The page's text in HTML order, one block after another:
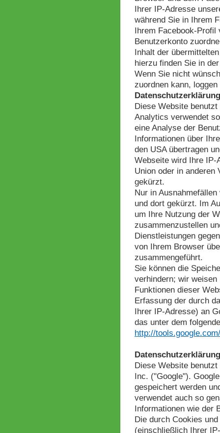
Ihrer IP-Adresse
während Sie in Ihrem
Ihrem Facebook-Profil
Benutzerkonto
Inhalt der
hierzu finden Sie in
Wenn Sie nicht
zuordnen kann,
Diese Website
Analytics verwendet
eine Analyse der
Informationen über
den USA übertragen
Webseite wird Ihre IP-
Union oder in
gekürzt.
Nur in
und dort gekürzt. Im
um Ihre Nutzung der
zusammenzustellen
Dienstleistungen
von Ihrem Browser
zusammengeführt.
Sie können die
verhindern; wir
Funktionen dieser
Erfassung der durch
Ihrer IP-Adresse) an
das unter dem
http://
Diese Website
Inc. ("Google").
gespeichert werden
verwendet auch so
Informationen wie der
Die durch Cookies
(einschließlich Ihrer